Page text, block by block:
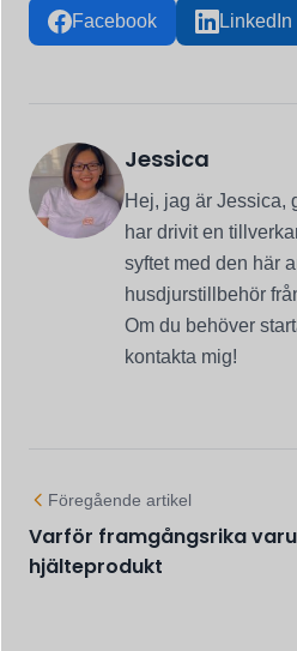
Facebook LinkedIn
Jessica
Hej, jag är Jessica,
har drivit en
syftet med den här
husdjurstillbehör
Om du behöver
kontakta mig!
Föregående artikel
Varför framgångsrika
hjälteprodukt